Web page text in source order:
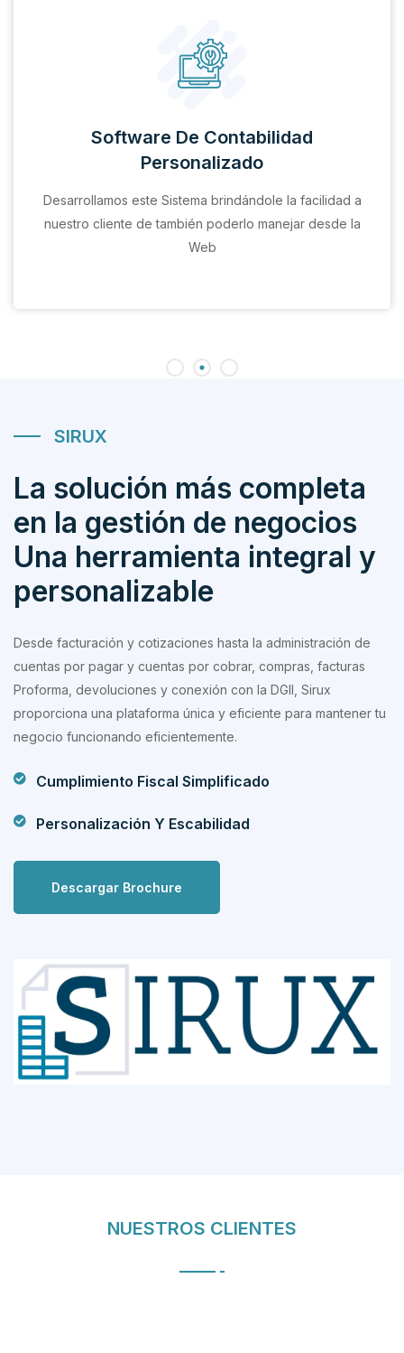
Software De Contabilidad
Personalizado
Desarrollamos este Sistema brindándole la facilidad a
nuestro cliente de también poderlo manejar desde la
Web
SIRUX
La solución más completa
en la gestión de negocios
Una herramienta integral y
personalizable
Desde facturación y cotizaciones hasta la administración de
cuentas por pagar y cuentas por cobrar, compras, facturas
Proforma, devoluciones y conexión con la DGII, Sirux
proporciona una plataforma única y eficiente para mantener tu
negocio funcionando eficientemente.
Cumplimiento Fiscal Simplificado
Personalización Y Escabilidad
Descargar Brochure
NUESTROS CLIENTES